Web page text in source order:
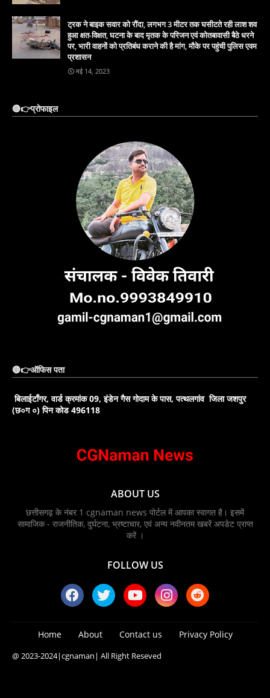
ट्रक ने बाइक सवार को रौंदा, लगभग 3 मीटर तक घसीटते रही लाश शव
हुआ क्षत-विक्षत, घटना के बाद मृतक के परिजन एवं कोतबावासी बैठे धरने
पर, भारी वाहनों को प्रतिबंध कराने की है मांग, मौके पर पहुंची पुलिस एवम
प्रशासन
मई 14, 2023
🔴👉प्रोफाइल
🔴👉ऑफिस पता
बिलाईटाँगर, वार्ड क्रमांक 09, इंडेन गैस गोदाम के पास, पत्थलगांव जिला जशपुर
(छ०ग ०) पिन कोड 496118
ABOUT US
छत्तीसगढ़ के नंबर 1 cgnaman news पोर्टल में आपका स्वागत है। इसमें
सामाजिक - राजनीतिक, दुर्घटना, भ्रष्टाचार, एवं अन्य नवीनतम खबरें अपडेट प्राप्त
करें ।
FOLLOW US
Home About Contact us Privacy Policy
@ 2023-2024|cgnaman| All Right Reseved